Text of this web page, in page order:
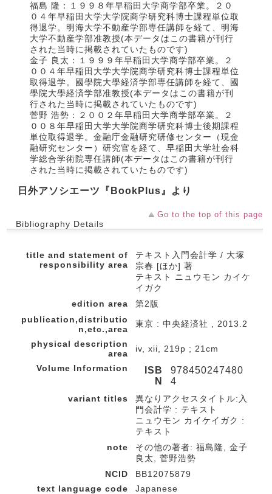
福島 隆：１９９８年早稲田大学商学部卒業。２０
０４年早稲田大学大学院商学研究科博士課程単位取
得退学。明海大学不動産学部専任講師を経て、明海
大学不動産学部准教授(本データはこの書籍が刊行
された当時に掲載されていたものです)
金子 良太：１９９９年早稲田大学商学部卒業。２
００４年早稲田大学大学院商学研究科博士課程単位
取得退学。國學院大學経済学部専任講師を経て、國
學院大學経済学部准教授(本データはこの書籍が刊
行された当時に掲載されていたものです)
菅野 浩勢：２００２年早稲田大学商学部卒業。２
００８年早稲田大学大学院商学研究科博士後期課程
単位取得退学。金融庁金融研究研修センター（現金
融研究センター）研究官を経て、早稲田大学社会科
学総合学術院専任講師(本データはこの書籍が刊行
された当時に掲載されていたものです)
日外アソシエーツ『BookPlus』より
Go to the top of this page
Bibliography Details
title and statement of
responsibility area
テキスト入門会計学 / 大塚
宗春 [ほか] 著
テキスト ニュウモン カイケ
イガク
edition area
第2版
publication,distributio
n,etc.,area
東京 : 中央経済社 , 2013.2
physical description
area
iv, xii, 219p ; 21cm
Volume Information
ISB
N
978450247480
4
variant titles
異なりアクセスタイトル:入
門会計学 : テキスト
ニュウモン カイケイガク :
テキスト
note
その他の著者: 福島隆, 金子
良太, 菅野浩勢
NCID
BB12075879
text language code
Japanese